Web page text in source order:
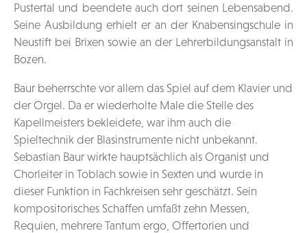
Pustertal und beendete auch dort seinen Lebensabend.
Seine Ausbildung erhielt er an der Knabensingschule in
Neustift bei Brixen sowie an der Lehrerbildungsanstalt in
Bozen.
Baur beherrschte vor allem das Spiel auf dem Klavier und
der Orgel. Da er wiederholte Male die Stelle des
Kapellmeisters bekleidete, war ihm auch die
Spieltechnik der Blasinstrumente nicht unbekannt.
Sebastian Baur wirkte hauptsächlich als Organist und
Chorleiter in Toblach sowie in Sexten und wurde in
dieser Funktion in Fachkreisen sehr geschätzt. Sein
kompositorisches Schaffen umfaßt zehn Messen,
Requien, mehrere Tantum ergo, Offertorien und